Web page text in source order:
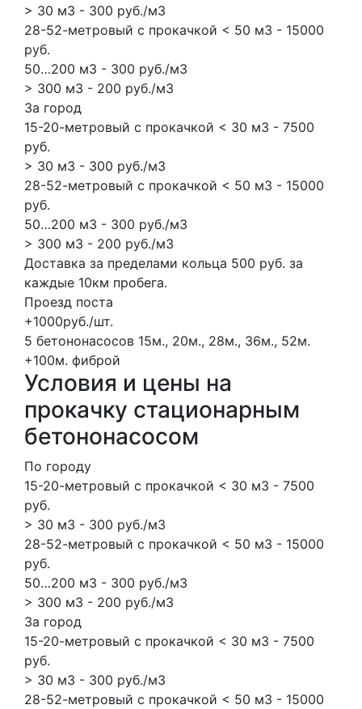
> 30 м3 - 300 руб./м3
28-52-метровый с прокачкой < 50 м3 - 15000
руб.
50…200 м3 - 300 руб./м3
> 300 м3 - 200 руб./м3
За город
15-20-метровый с прокачкой < 30 м3 - 7500
руб.
> 30 м3 - 300 руб./м3
28-52-метровый с прокачкой < 50 м3 - 15000
руб.
50…200 м3 - 300 руб./м3
> 300 м3 - 200 руб./м3
Доставка за пределами кольца 500 руб. за
каждые 10км пробега.
Проезд поста
+1000руб./шт.
5 бетононасосов 15м., 20м., 28м., 36м., 52м.
+100м. фиброй
Условия и цены на
прокачку стационарным
бетононасосом
По городу
15-20-метровый с прокачкой < 30 м3 - 7500
руб.
> 30 м3 - 300 руб./м3
28-52-метровый с прокачкой < 50 м3 - 15000
руб.
50…200 м3 - 300 руб./м3
> 300 м3 - 200 руб./м3
За город
15-20-метровый с прокачкой < 30 м3 - 7500
руб.
> 30 м3 - 300 руб./м3
28-52-метровый с прокачкой < 50 м3 - 15000